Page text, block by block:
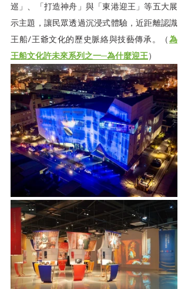
巡」、「打造神舟」與「東港迎王」等五大展
示主題，讓民眾透過沉浸式體驗，近距離認識
王船/王爺文化的歷史脈絡與技藝傳承。（為
王船文化許未來系列之一─為什麼迎王）